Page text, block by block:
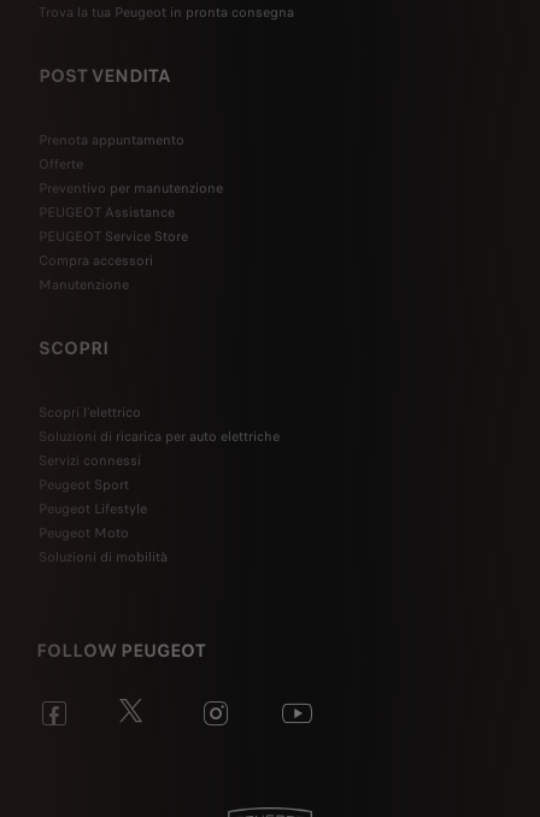
Trova la tua Peugeot in pronta consegna
POST VENDITA
Prenota appuntamento
Offerte
Preventivo per manutenzione
PEUGEOT Assistance
PEUGEOT Service Store
Compra accessori
Manutenzione
SCOPRI
Scopri l’elettrico
Soluzioni di ricarica per auto elettriche
Servizi connessi
Peugeot Sport
Peugeot Lifestyle
Peugeot Moto
Soluzioni di mobilità
FOLLOW PEUGEOT